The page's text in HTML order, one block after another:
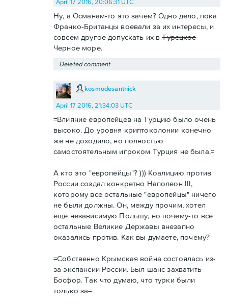
April 17 2016, 20:06:31 UTC
Ну, а Османам-то это зачем? Одно дело, пока
Франко-Британцы воевали за их интересы, и
совсем другое допускать их вТурецкое
Черное море.
Deleted comment
kosmodesantnick
April 17 2016, 21:34:03 UTC
=Влияние европейцев на Турцию было очень
высоко. До уровня криптоколонии конечно
же не доходило, но полностью
самостоятельным игроком Турция не была.=
А кто это "европейцы"? ))) Коалицию против
России создал конкретно Наполеон III,
которому все остальные "европейцы" ничего
не были должны. Он, между прочим, хотел
еще независимую Польшу, но почему-то все
остальные Великие Державы внезапно
оказались против. Как вы думаете, почему?
=Собственно Крымская война состоялась из-
за экспансии России. Был шанс захватить
Босфор. Так что думаю, что турки были
только за=